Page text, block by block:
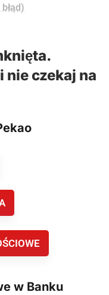
nie czekaj na
w Banku